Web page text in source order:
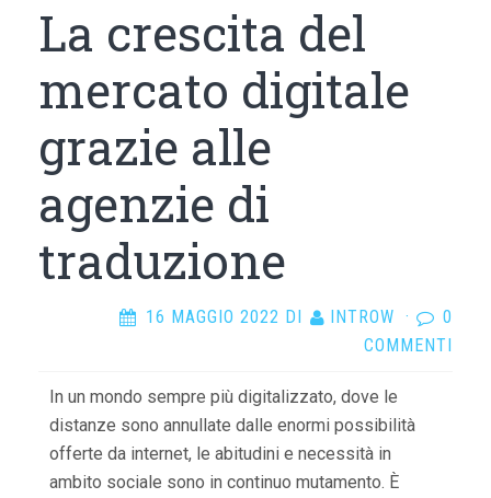
La crescita del
mercato digitale
grazie alle
agenzie di
traduzione
16 MAGGIO 2022 DI INTROW ·
0
COMMENTI
In un mondo sempre più digitalizzato, dove le
distanze sono annullate dalle enormi possibilità
offerte da internet, le abitudini e necessità in
ambito sociale sono in continuo mutamento. È